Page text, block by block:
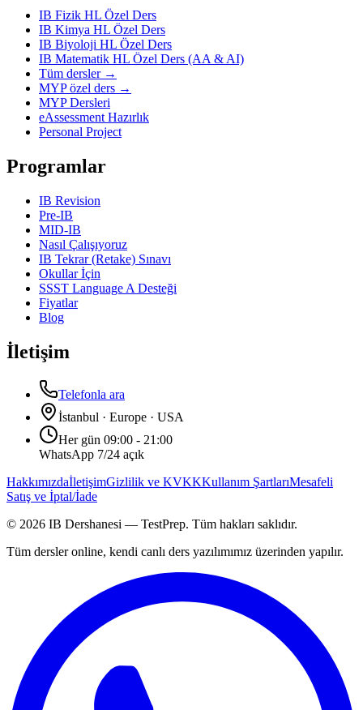
IB Fizik HL Özel Ders
IB Kimya HL Özel Ders
IB Biyoloji HL Özel Ders
IB Matematik HL Özel Ders (AA & AI)
Tüm dersler →
MYP özel ders →
MYP Dersleri
eAssessment Hazırlık
Personal Project
Programlar
IB Revision
Pre-IB
MID-IB
Nasıl Çalışıyoruz
IB Tekrar (Retake) Sınavı
Okullar İçin
SSST Language A Desteği
Fiyatlar
Blog
İletişim
Telefonla ara
İstanbul · Europe · USA
Her gün 09:00 - 21:00
WhatsApp 7/24 açık
HakkımızdaİletişimGizlilik ve KVKKKullanım ŞartlarıMesafeli
Satış ve İptal/İade
© 2026 IB Dershanesi — TestPrep. Tüm hakları saklıdır.
Tüm dersler online, kendi canlı ders yazılımımız üzerinden yapılır.